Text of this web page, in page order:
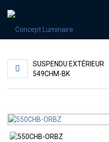
SUSPENDU EXTÉRIEUR
549CHM-BK